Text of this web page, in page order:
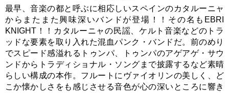
最早、音楽の都と呼ぶに相応しいスペインのカタルーニャ
からまたまた興味深いバンドが登場！！その名もEBRI
KNIGHT！！カタルーニャの民謡、ケルト音楽などのトラ
ッドな要素を取り入れた混血パンク・バンドだ。前のめり
でスピード感溢れるトゥンパ、トゥンパのアゲアゲ・サウ
ンドからトラディショナル・ソングまで披露するなど素晴
らしい構成の本作。フルートにヴァイオリンの美しく、ど
こか懐かしさをも感じさせる音色が心の深いところに響き